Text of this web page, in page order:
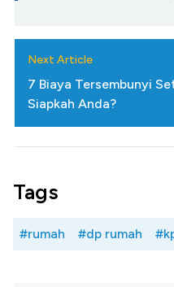
Next Article
7 Biaya Tersembunyi
Siapkah Anda?
Tags
#rumah #dp rumah